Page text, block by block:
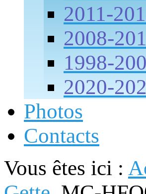
2011-
2008-
1998-
2020-
Photos
Contacts
Vous êtes ici :